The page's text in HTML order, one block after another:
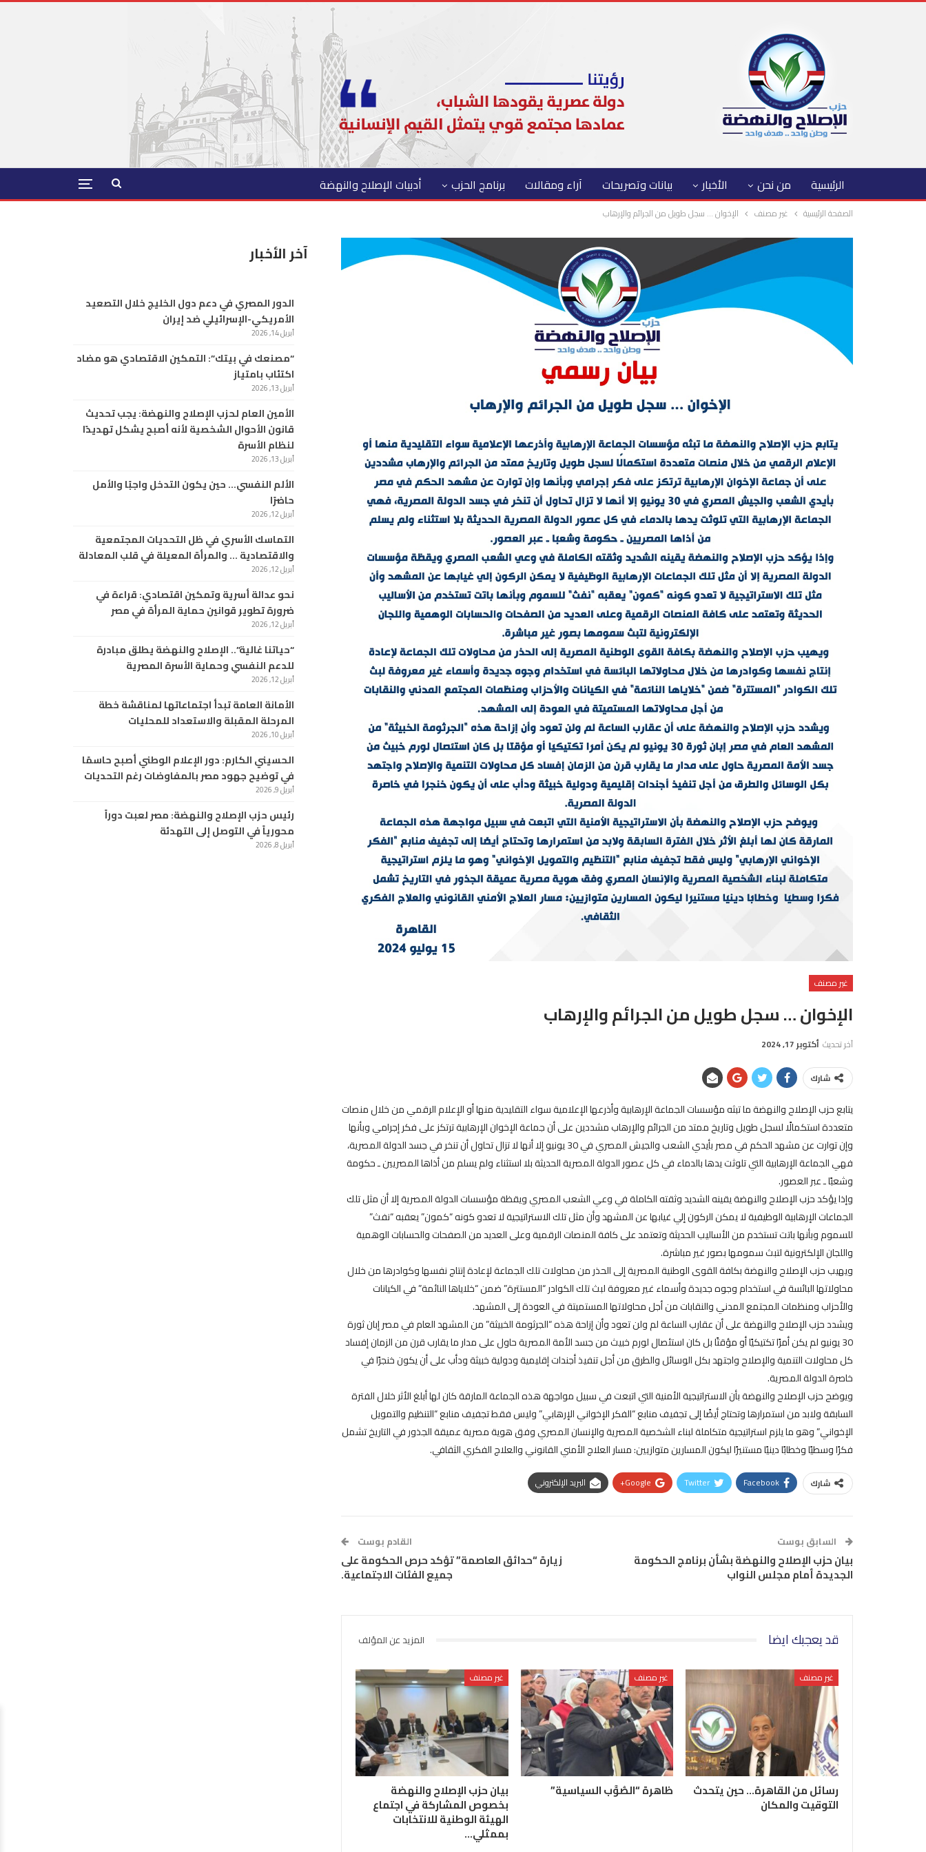
الرئيسية من نحن الأخبار بيانات وتصريحات آراء ومقالات برنامج الحزب أدبيات الإصلاح والنهضة
الصفحة الرئيسية غير مصنف الإخوان … سجل طويل من الجرائم والإرهاب
غير مصنف
الإخوان … سجل طويل من الجرائم والإرهاب
آخر تحديث أكتوبر 17, 2024
شارك
يتابع حزب الإصلاح والنهضة ما تبثه مؤسسات الجماعة الإرهابية وأذرعها الإعلامية سواء التقليدية منها أو الإعلام الرقمي من خلال منصات
متعددة استكمالًا لسجل طويل وتاريخ ممتد من الجرائم والإرهاب مشددين على أن جماعة الإخوان الإرهابية ترتكز على فكر إجرامي وبأنها
وإن توارت عن مشهد الحكم في مصر بأيدي الشعب والجيش المصري في 30 يونيو إلا أنها لا تزال تحاول أن تنخر في جسد الدولة المصرية،
فهي الجماعة الإرهابية التي تلوثت يدها بالدماء في كل عصور الدولة المصرية الحديثة بلا استثناء ولم يسلم من أذاها المصريين ـ حكومة
وشعبًا ـ عبر العصور.
وإذا يؤكد حزب الإصلاح والنهضة يقينه الشديد وثقته الكاملة في وعي الشعب المصري ويقظة مؤسسات الدولة المصرية إلا أن مثل تلك
الجماعات الإرهابية الوظيفية لا يمكن الركون إلي غيابها عن المشهد وأن مثل تلك الاستراتيجية لا تعدو كونه “كمون” يعقبه “نفث”
للسموم وبأنها باتت تستخدم من الأساليب الحديثة وتعتمد على كافة المنصات الرقمية وعلى العديد من الصفحات والحسابات الوهمية
واللجان الإلكترونية لتبث سمومها بصور غير مباشرة.
ويهيب حزب الإصلاح والنهضة بكافة القوى الوطنية المصرية إلى الحذر من محاولات تلك الجماعة لإعادة إنتاج نفسها وكوادرها من خلال
محاولاتها البائسة في استخدام وجوه جديدة وأسماء غير معروفة لبث تلك الكوادر “المستترة” ضمن “خلاياها النائمة” في الكيانات
والأحزاب ومنظمات المجتمع المدني والنقابات من أجل محاولاتها المستميتة في العودة إلى المشهد.
ويشدد حزب الإصلاح والنهضة على أن عقارب الساعة لم ولن تعود وأن إزاحة هذه “الجرثومة الخبيثة” من المشهد العام في مصر إبان ثورة
30 يونيو لم يكن أمرًا تكتيكيًا أو مؤقتًا بل كان استئصال لورم خبيث من جسد الأمة المصرية حاول على مدار ما يقارب قرن من الزمان إفساد
كل محاولات التنمية والإصلاح واجتهد بكل الوسائل والطرق من أجل تنفيذ أجندات إقليمية ودولية خبيثة ودأب على أن يكون خنجرًا في
خاصرة الدولة المصرية.
ويوضح حزب الإصلاح والنهضة بأن الاستراتيجية الأمنية التي اتبعت في سبيل مواجهة هذه الجماعة المارقة كان لها أبلغ الأثر خلال الفترة
السابقة ولابد من استمرارها وتحتاج أيضًا إلى تجفيف منابع “الفكر الإخواني الإرهابي” وليس فقط تجفيف منابع “التنظيم والتمويل
الإخواني” وهو ما يلزم استراتيجية متكاملة لبناء الشخصية المصرية والإنسان المصري وفق هوية مصرية عميقة الجذور في التاريخ تشمل
فكرًا وسطيًا وخطابًا دينيًا مستنيرًا ليكون المسارين متوازيين: مسار العلاج الأمني القانوني والعلاج الفكري الثقافي.
شارك Facebook
Twitter
Google+ البريد الإلكتروني
السابق بوست
بيان حزب الإصلاح والنهضة بشأن برنامج الحكومة
الجديدة أمام مجلس النواب
القادم بوست
زيارة “حدائق العاصمة” تؤكد حرص الحكومة على
جميع الفئات الاجتماعية.
قد يعجبك ايضا المزيد عن المؤلف
غير مصنف
رسائل من القاهرة… حين يتحدث
التوقيت والمكان
غير مصنف
ظاهرة “الصُوَّب السياسية”
غير مصنف
بيان حزب الإصلاح والنهضة
بخصوص المشاركة في اجتماع
الهيئة الوطنية للانتخابات
بممثلي…
آخر الأخبار
الدور المصري في دعم دول الخليج خلال التصعيد
الأمريكي-الإسرائيلي ضد إيران
أبريل 14, 2026
“مصنعك في بيتك”: التمكين الاقتصادي هو مضاد
اكتئاب بامتياز
أبريل 13, 2026
الأمين العام لحزب الإصلاح والنهضة: يجب تحديث
قانون الأحوال الشخصية لأنه أصبح يشكل تهديدًا
لنظام الأسرة
أبريل 13, 2026
الألم النفسي… حين يكون التدخل واجبًا والأمل
حاضرًا
أبريل 12, 2026
التماسك الأسري في ظل التحديات المجتمعية
والاقتصادية … والمرأة المعيلة في قلب المعادلة
أبريل 12, 2026
نحو عدالة أسرية وتمكين اقتصادي: قراءة في
ضرورة تطوير قوانين حماية المرأة في مصر
أبريل 12, 2026
“حياتنا غالية”.. الإصلاح والنهضة يطلق مبادرة
للدعم النفسي وحماية الأسرة المصرية
أبريل 12, 2026
الأمانة العامة تبدأ اجتماعاتها لمناقشة خطة
المرحلة المقبلة والاستعداد للمحليات
أبريل 10, 2026
الحسيني الكارم: دور الإعلام الوطني أصبح حاسمًا
في توضيح جهود مصر بالمفاوضات رغم التحديات
أبريل 9, 2026
رئيس حزب الإصلاح والنهضة: مصر لعبت دوراً
محورياً في التوصل إلى التهدئة
أبريل 8, 2026